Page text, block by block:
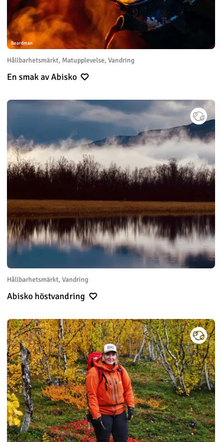
Beardman
Hållbarhetsmärkt, Matupplevelse, Vandring
En smak av Abisko
Hållbarhetsmärkt, Vandring
Abisko höstvandring